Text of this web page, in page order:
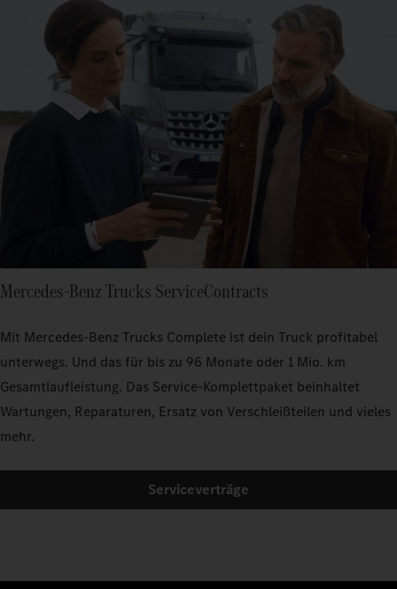
Mercedes‑Benz Trucks ServiceContracts
Mit Mercedes‑Benz Trucks Complete ist dein Truck profitabel
unterwegs. Und das für bis zu 96 Monate oder 1 Mio. km
Gesamtlaufleistung. Das Service-Komplettpaket beinhaltet
Wartungen, Reparaturen, Ersatz von Verschleißteilen und vieles
mehr.
Serviceverträge